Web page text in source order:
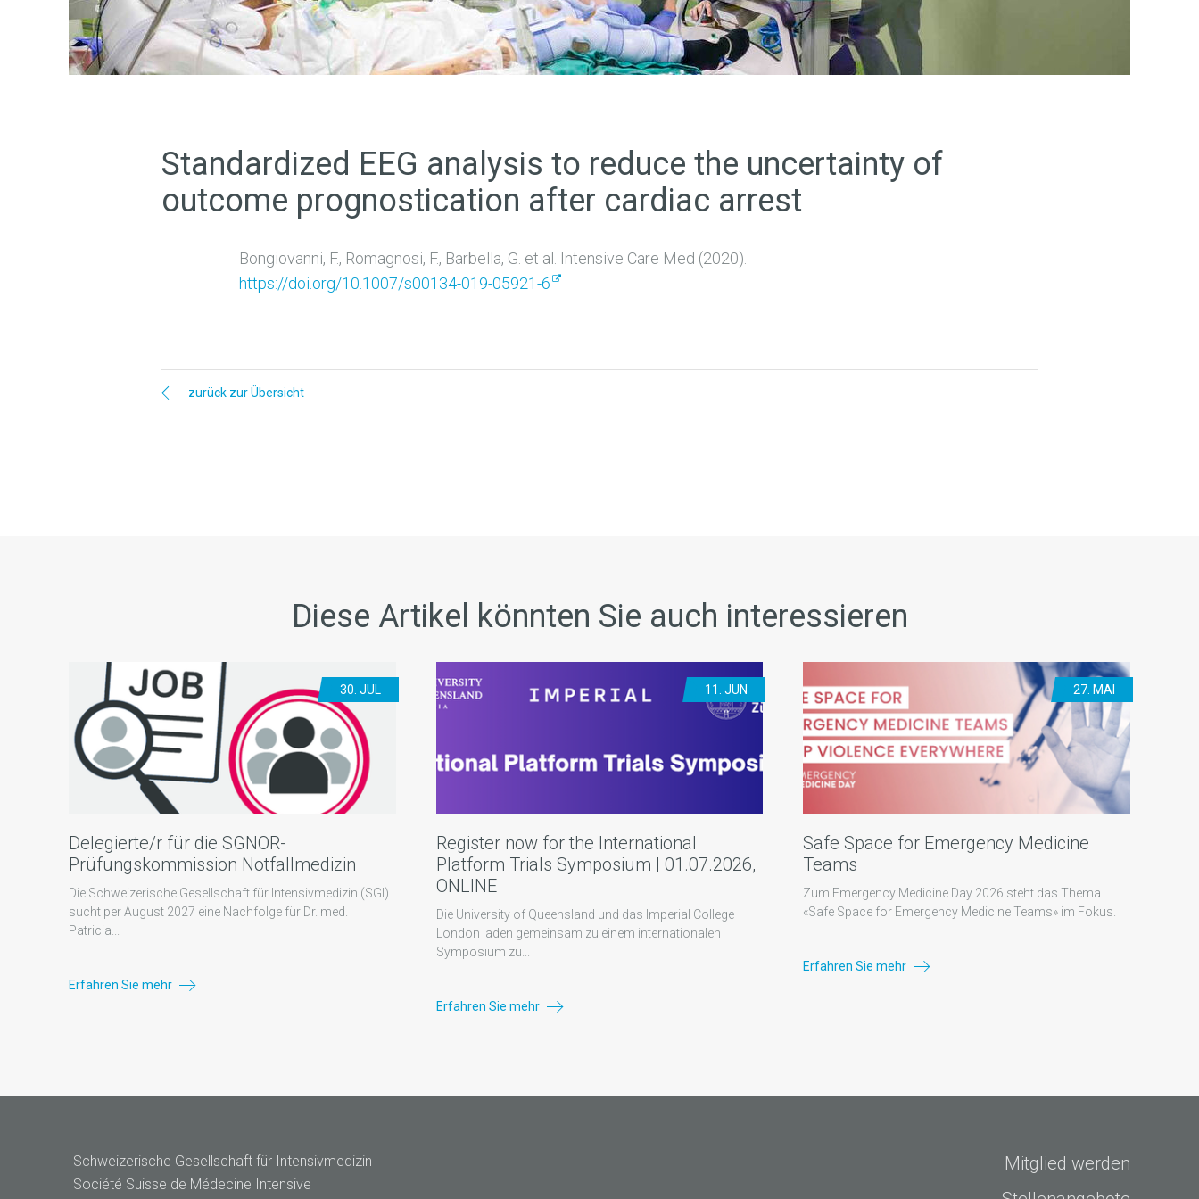
Standardized EEG analysis to reduce the uncertainty of
outcome prognostication after cardiac arrest
Bongiovanni, F., Romagnosi, F., Barbella, G. et al. Intensive Care Med (2020).
https://doi.org/10.1007/s00134-019-05921-6
zurück zur Übersicht
Diese Artikel könnten Sie auch interessieren
30. JUL
Delegierte/r für die SGNOR-
Prüfungskommission Notfallmedizin
Die Schweizerische Gesellschaft für Intensivmedizin (SGI)
sucht per August 2027 eine Nachfolge für Dr. med.
Patricia...
Erfahren Sie mehr
11. JUN
Register now for the International
Platform Trials Symposium | 01.07.2026,
ONLINE
Die University of Queensland und das Imperial College
London laden gemeinsam zu einem internationalen
Symposium zu...
Erfahren Sie mehr
27. MAI
Safe Space for Emergency Medicine
Teams
Zum Emergency Medicine Day 2026 steht das Thema
«Safe Space for Emergency Medicine Teams» im Fokus.
Erfahren Sie mehr
Schweizerische Gesellschaft für Intensivmedizin
Société Suisse de Médecine Intensive
Mitglied werden